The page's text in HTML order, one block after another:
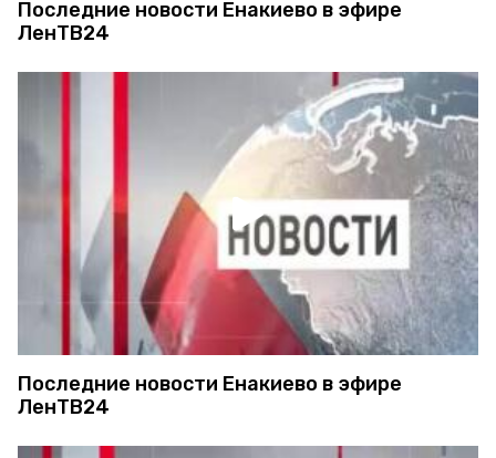
Последние новости Енакиево в эфире
ЛенТВ24
Последние новости Енакиево в эфире
ЛенТВ24